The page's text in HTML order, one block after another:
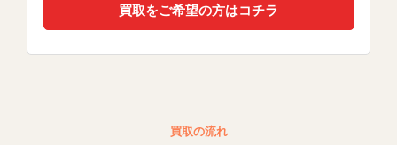
買取をご希望の方はコチラ
買取の流れ